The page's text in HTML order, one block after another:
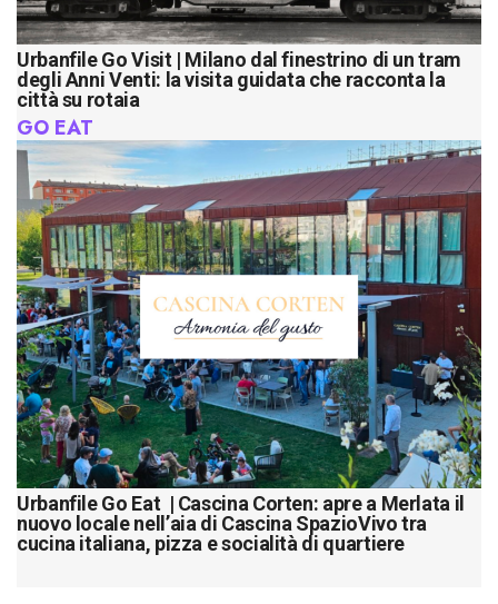
Urbanfile Go Visit | Milano dal finestrino di un tram
degli Anni Venti: la visita guidata che racconta la
città su rotaia
GO EAT
Urbanfile Go Eat | Cascina Corten: apre a Merlata il
nuovo locale nell’aia di Cascina SpazioVivo tra
cucina italiana, pizza e socialità di quartiere